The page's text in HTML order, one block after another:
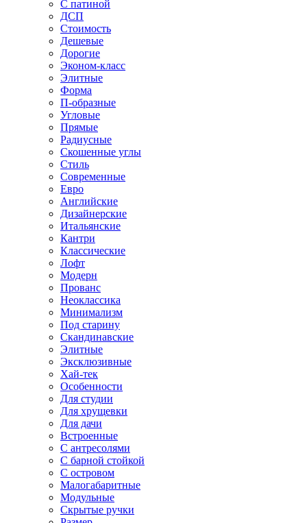
С патиной
ДСП
Стоимость
Дешевые
Дорогие
Эконом-класс
Элитные
Форма
П-образные
Угловые
Прямые
Радиусные
Скошенные углы
Стиль
Современные
Евро
Английские
Дизайнерские
Итальянские
Кантри
Классические
Лофт
Модерн
Прованс
Неоклассика
Минимализм
Под старину
Скандинавские
Элитные
Эксклюзивные
Хай-тек
Особенности
Для студии
Для хрущевки
Для дачи
Встроенные
С антресолями
С барной стойкой
С островом
Малогабаритные
Модульные
Скрытые ручки